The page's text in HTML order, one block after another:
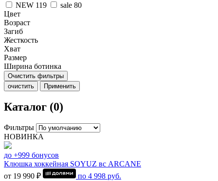
NEW 119 sale 80
Цвет
Возраст
Загиб
Жесткость
Хват
Размер
Ширина ботинка
Очистить фильтры
очистить
Применить
Каталог (0)
Фильтры
НОВИНКА
до +999 бонусов
Клюшка хоккейная SOYUZ вс ARCANE
от 19 990 ₽
по 4 998 руб.